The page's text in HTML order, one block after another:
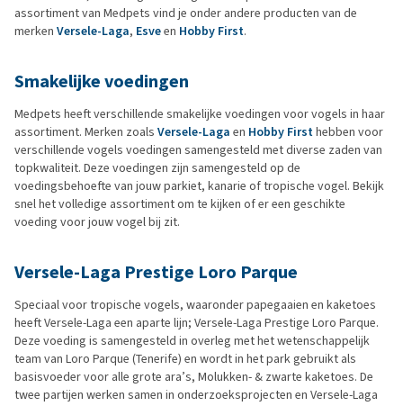
assortiment van Medpets vind je onder andere producten van de
merken Versele-Laga, Esveen Hobby First.
Smakelijke voedingen
Medpets heeft verschillende smakelijke voedingen voor vogels in haar
assortiment. Merken zoals Versele-Laga en Hobby Firsthebben voor
verschillende vogels voedingen samengesteld met diverse zaden van
topkwaliteit. Deze voedingen zijn samengesteld op de
voedingsbehoefte van jouw parkiet, kanarie of tropische vogel. Bekijk
snel het volledige assortiment om te kijken of er een geschikte
voeding voor jouw vogel bij zit.
Versele-Laga Prestige Loro Parque
Speciaal voor tropische vogels, waaronder papegaaien en kaketoes
heeft Versele-Laga een aparte lijn; Versele-Laga Prestige Loro Parque.
Deze voeding is samengesteld in overleg met het wetenschappelijk
team van Loro Parque (Tenerife) en wordt in het park gebruikt als
basisvoeder voor alle grote ara’s, Molukken- & zwarte kaketoes. De
twee partijen werken samen in onderzoeksprojecten en Versele-Laga